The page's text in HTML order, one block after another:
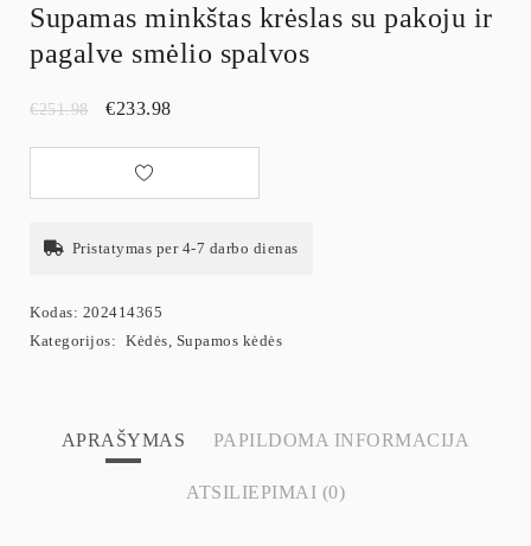
Supamas minkštas krėslas su pakoju ir
pagalve smėlio spalvos
€251.98 €233.98
Pristatymas per 4-7 darbo dienas
Kodas: 202414365
Kategorijos: Kėdės Supamos kėdės
APRAŠYMAS PAPILDOMA INFORMACIJA
ATSILIEPIMAI (0)